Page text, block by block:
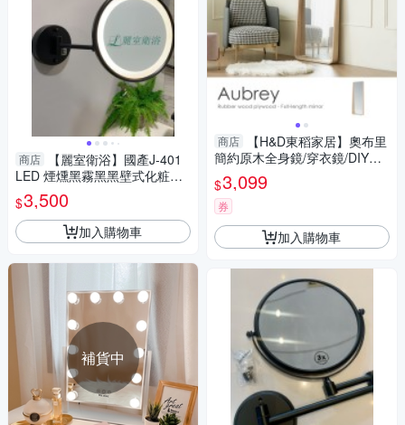
商店
【麗室衛浴】國產J-401
LED 煙燻黑霧黑黑壁式化粧燈
鏡(單面) 白光
$3,500
加入購物車
補貨中
商店
【H&D東稻家居】奧布里
簡約原木全身鏡/穿衣鏡/DIY自
行組裝
$3,099
券
加入購物車